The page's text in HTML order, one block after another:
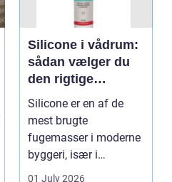
Silicone i vådrum:
sådan vælger du
den rigtige
fugemasse
Silicone er en af de
mest brugte
fugemasser i moderne
byggeri, især i
badeværelser,
01 July 2026